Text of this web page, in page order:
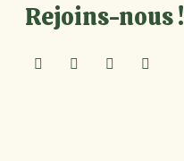
Rejoins-nous !